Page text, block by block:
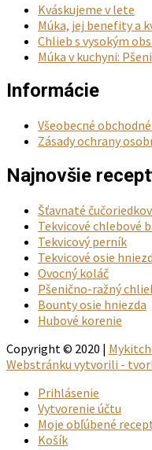
Kváskujeme v lete
Múka, jej benefity a
Chlieb s vysokým
Múka v kuchyni:
Informácie
Všeobecné
Zásady ochrany
Najnovšie
Šťavnaté
Tekvicové chlebové
Tekvicový perník
Tekvicové osie
Ovocný koláč
Pšenično-ražný
Bounty osie hniezda
Hubové korenie
Copyright © 2020 |
Webstránku vytvorili -
Prihlásenie
Vytvorenie účtu
Moje obľúbené
Košík